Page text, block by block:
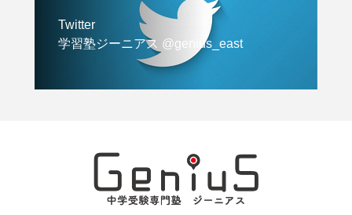
Twitter
学習塾ジーニアス @genius_east